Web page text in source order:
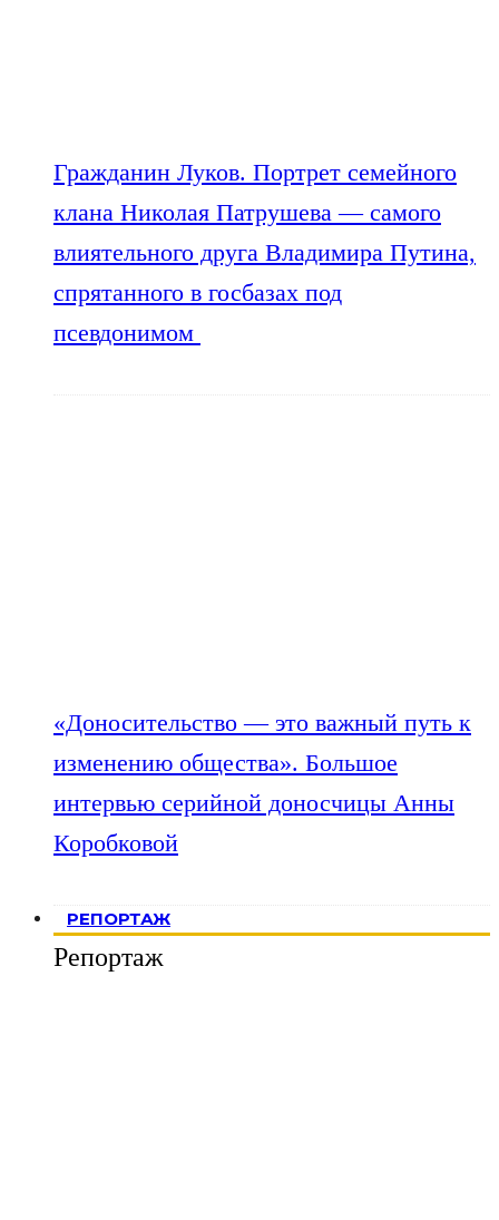
Гражданин Луков. Портрет семейного
клана Николая Патрушева — самого
влиятельного друга Владимира Путина,
спрятанного в госбазах под
псевдонимом
«Доносительство — это важный путь к
изменению общества». Большое
интервью серийной доносчицы Анны
Коробковой
РЕПОРТАЖ
Репортаж